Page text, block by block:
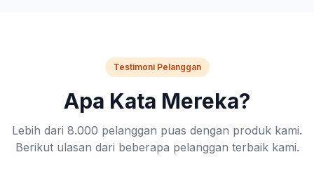
Testimoni Pelanggan
Apa Kata Mereka?
Lebih dari 8.000 pelanggan puas dengan produk kami.
Berikut ulasan dari beberapa pelanggan terbaik kami.